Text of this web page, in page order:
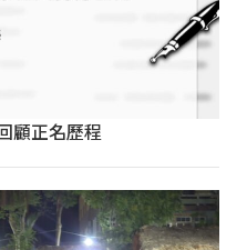
顧正名歷程